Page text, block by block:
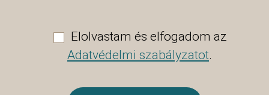
Elolvastam és elfogadom az
Adatvédelmi szabályzatot.